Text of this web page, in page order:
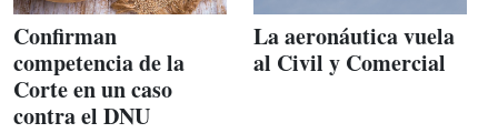
Confirman
competencia de la
Corte en un caso
contra el DNU
La aeronáutica vuela
al Civil y Comercial